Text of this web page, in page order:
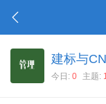
建标与
今日:0 主题: